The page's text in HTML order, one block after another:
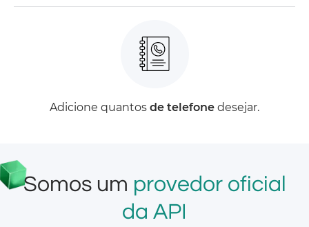
Adicione quantos de telefone desejar.
Somos um provedor oficial
da API